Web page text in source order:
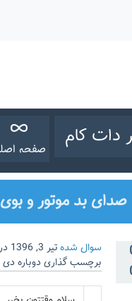
دات کام
صفحه
صدای بد موتور و بوی
سوال شدهتیر 3, 1396
برچسب گذاری دوباره دی 6, 1399